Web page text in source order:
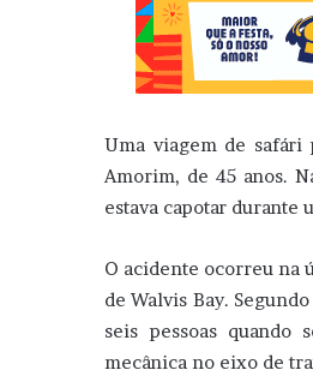
Uma viagem de safári
Amorim, de 45 anos.
estava capotar durante
O acidente ocorreu na
de Walvis Bay.
seis pessoas quando
mecânica no eixo de